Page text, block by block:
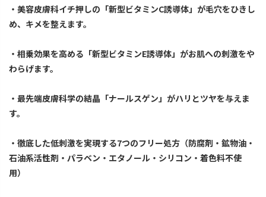
・美容皮膚科イチ押しの「新型ビタミンC誘導体」が毛穴をひきし
め、キメを整えます。
・相乗効果を高める「新型ビタミンE誘導体」がお肌への刺激をや
わらげます。
・最先端皮膚科学の結晶「ナールスゲン」がハリとツヤを与えま
す。
・徹底した低刺激を実現する7つのフリー処方（防腐剤・鉱物油・
石油系活性剤・パラベン・エタノール・シリコン・着色料不使
用）